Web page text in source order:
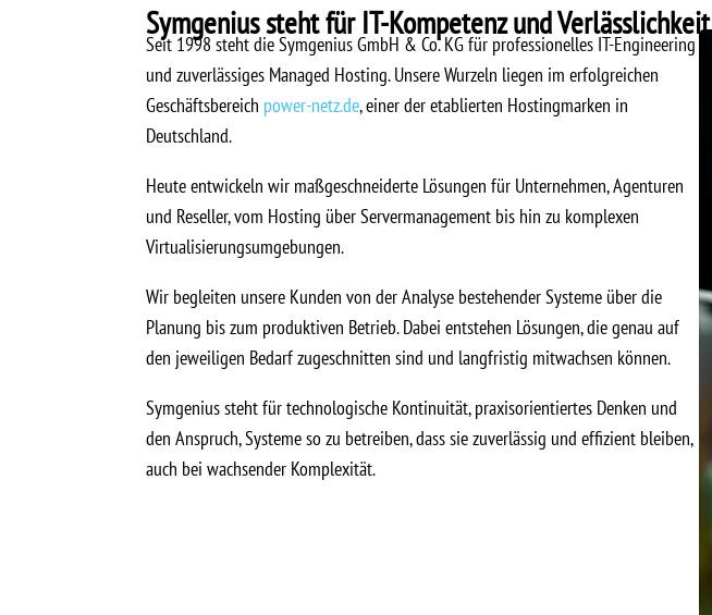
Symgenius steht für IT-Kompetenz und Verlässlichkeit
Seit 1998 steht die Symgenius GmbH & Co. KG für professionelles IT-Engineering
und zuverlässiges Managed Hosting. Unsere Wurzeln liegen im erfolgreichen
Geschäftsbereich power-netz.de, einer der etablierten Hostingmarken in
Deutschland.
Heute entwickeln wir maßgeschneiderte Lösungen für Unternehmen, Agenturen
und Reseller, vom Hosting über Servermanagement bis hin zu komplexen
Virtualisierungsumgebungen.
Wir begleiten unsere Kunden von der Analyse bestehender Systeme über die
Planung bis zum produktiven Betrieb. Dabei entstehen Lösungen, die genau auf
den jeweiligen Bedarf zugeschnitten sind und langfristig mitwachsen können.
Symgenius steht für technologische Kontinuität, praxisorientiertes Denken und
den Anspruch, Systeme so zu betreiben, dass sie zuverlässig und effizient bleiben,
auch bei wachsender Komplexität.